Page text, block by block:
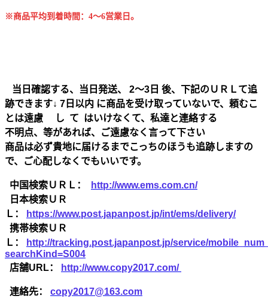
※商品平均到着時間：4～6営業日。
当日確認する、当日発送、 2～3日 後、下記のＵＲＬて追
跡できます↓ 7日以内 に商品を受け取っていないで、頼むこ
とは遠慮 し て はいけなくて、私達と連絡する
不明点、等があれば、ご遠慮なく言って下さい
商品は必ず貴地に届けるまでこっちのほうも追跡しますの
で、ご心配しなくでもいいです。
中国検索ＵＲＬ：
http://www.ems.com.cn/
日本検索ＵＲ
Ｌ：
https://www.post.japanpost.jp/int/ems/delivery/
携帯検索ＵＲ
Ｌ：
http://tracking.post.japanpost.jp/service/
searchKind=S004
店舗URL：
http://www.copy2017.com/
連絡先： copy2017@163.com